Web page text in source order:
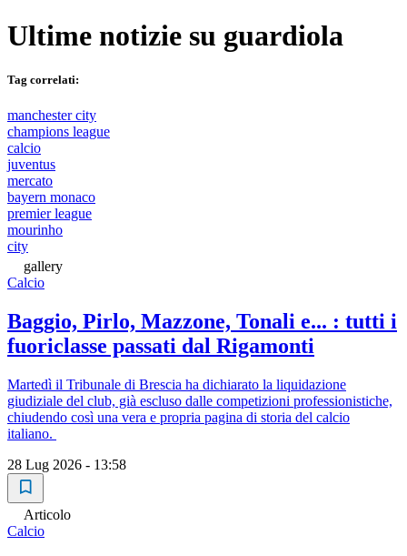
Ultime notizie su guardiola
Tag correlati:
manchester city
champions league
calcio
juventus
mercato
bayern monaco
premier league
mourinho
city
gallery
Calcio
Baggio, Pirlo, Mazzone, Tonali e... : tutti i
fuoriclasse passati dal Rigamonti
Martedì il Tribunale di Brescia ha dichiarato la liquidazione
giudiziale del club, già escluso dalle competizioni professionistiche,
chiudendo così una vera e propria pagina di storia del calcio
italiano.
28 Lug 2026 - 13:58
Articolo
Calcio